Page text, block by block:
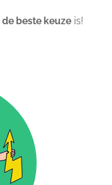
de beste keuzeis!